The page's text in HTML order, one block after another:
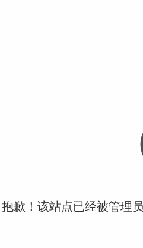
抱歉！该站点已经被管理